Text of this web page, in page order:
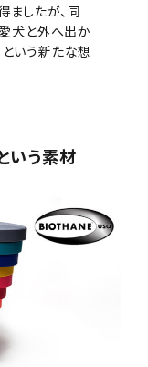
ましたが、同
愛犬と外へ出か
いう新たな想
いう素材